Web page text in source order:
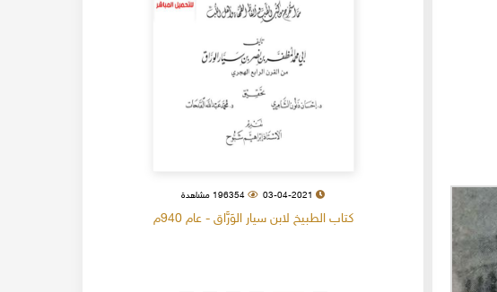
الاربعة - النسخة
03-04-2021 196354 مشاهدة
كتاب الطبيخ لابن سيار الوَرَّاق - عام 940م